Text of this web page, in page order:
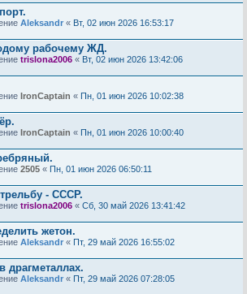
Aleksandr « Вт, 02 июн 2026 16:53:17
рабочему ЖД.
trislona2006 « Вт, 02 июн 2026 13:42:06
IronCaptain « Пн, 01 июн 2026 10:02:38
IronCaptain « Пн, 01 июн 2026 10:00:40
2505 « Пн, 01 июн 2026 06:50:11
- СССР.
trislona2006 « Сб, 30 май 2026 13:41:42
жетон.
Aleksandr « Пт, 29 май 2026 16:55:02
драгметаллах.
Aleksandr « Пт, 29 май 2026 07:28:05